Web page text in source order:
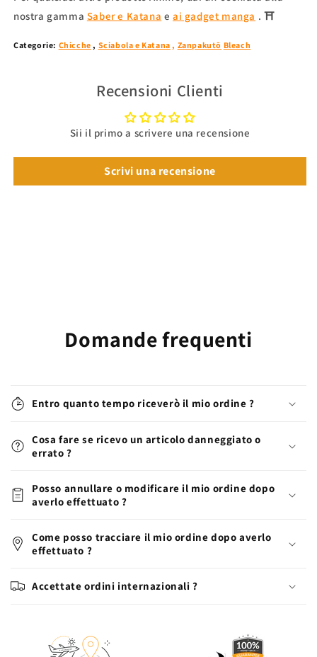
nostra gamma Saber e Katana eai gadget manga . ⛩
Categorie: Chicche , Sciabola e Katana , Zanpakutō Bleach
Recensioni Clienti
Sii il primo a scrivere una recensione
Scrivi una recensione
Domande frequenti
Entro quanto tempo riceverò il mio ordine ?
Cosa fare se ricevo un articolo danneggiato o
errato ?
Posso annullare o modificare il mio ordine dopo
averlo effettuato ?
Come posso tracciare il mio ordine dopo averlo
effettuato ?
Accettate ordini internazionali ?